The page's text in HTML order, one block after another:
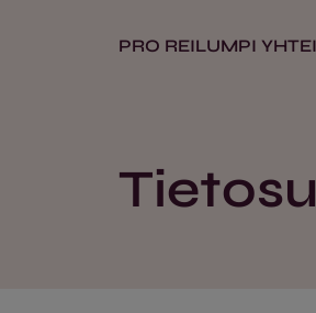
PRO REILUMPI